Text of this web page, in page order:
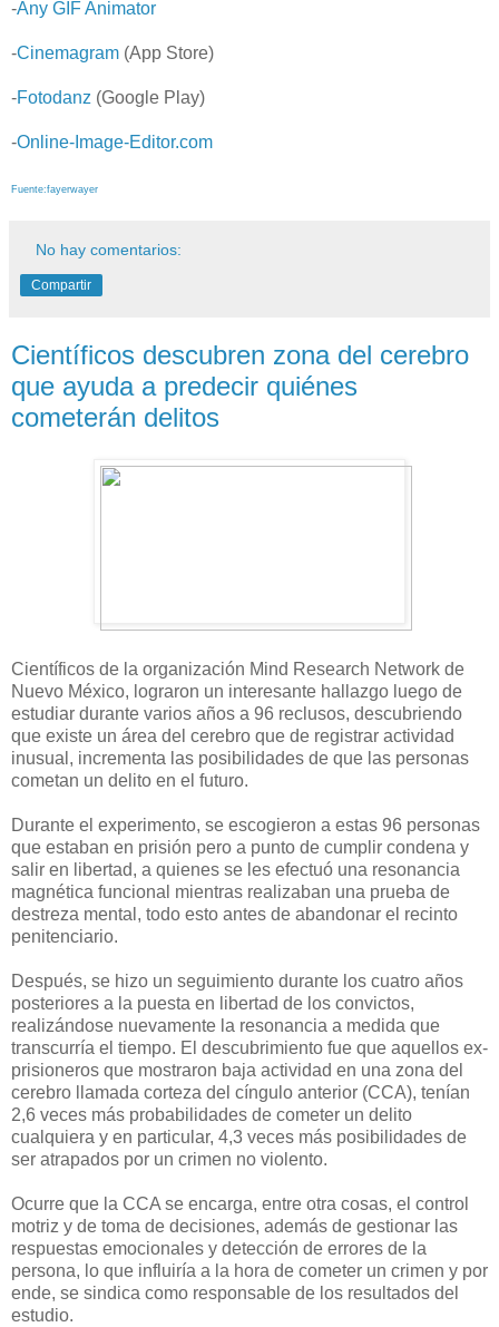
-Any GIF Animator
-Cinemagram (App Store)
-Fotodanz (Google Play)
-Online-Image-Editor.com
Fuente:fayerwayer
No hay comentarios:
Compartir
Científicos descubren zona del cerebro
que ayuda a predecir quiénes
cometerán delitos
Científicos de la organización Mind Research Network de
Nuevo México, lograron un interesante hallazgo luego de
estudiar durante varios años a 96 reclusos, descubriendo
que existe un área del cerebro que de registrar actividad
inusual, incrementa las posibilidades de que las personas
cometan un delito en el futuro.
Durante el experimento, se escogieron a estas 96 personas
que estaban en prisión pero a punto de cumplir condena y
salir en libertad, a quienes se les efectuó una resonancia
magnética funcional mientras realizaban una prueba de
destreza mental, todo esto antes de abandonar el recinto
penitenciario.
Después, se hizo un seguimiento durante los cuatro años
posteriores a la puesta en libertad de los convictos,
realizándose nuevamente la resonancia a medida que
transcurría el tiempo. El descubrimiento fue que aquellos ex-
prisioneros que mostraron baja actividad en una zona del
cerebro llamada corteza del cíngulo anterior (CCA), tenían
2,6 veces más probabilidades de cometer un delito
cualquiera y en particular, 4,3 veces más posibilidades de
ser atrapados por un crimen no violento.
Ocurre que la CCA se encarga, entre otra cosas, el control
motriz y de toma de decisiones, además de gestionar las
respuestas emocionales y detección de errores de la
persona, lo que influiría a la hora de cometer un crimen y por
ende, se sindica como responsable de los resultados del
estudio.